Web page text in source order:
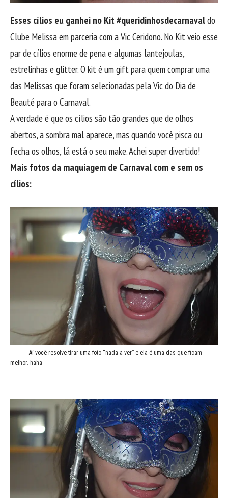
Esses cílios eu ganhei no Kit #queridinhosdecarnavaldo
Clube Melissa em parceria com a Vic Ceridono. No Kit veio esse
par de cílios enorme de pena e algumas lantejoulas,
estrelinhas e glitter. O kit é um gift para quem comprar uma
das Melissas que foram selecionadas pela Vic do Dia de
Beauté para o Carnaval.
A verdade é que os cílios são tão grandes que de olhos
abertos, a sombra mal aparece, mas quando você pisca ou
fecha os olhos, lá está o seu make. Achei super divertido!
Mais fotos da maquiagem de Carnaval com e sem os
cílios:
Aí você resolve tirar uma foto “nada a ver” e ela é uma das que ficam
melhor. haha